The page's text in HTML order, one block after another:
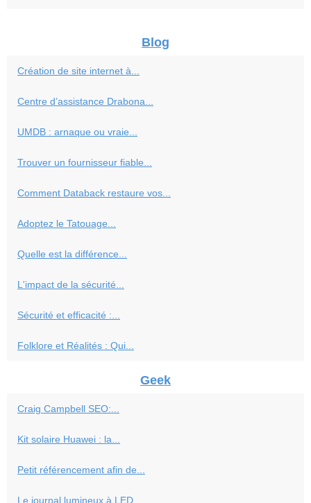
Blog
Création de site internet à...
Centre d’assistance Drabona...
UMDB : arnaque ou vraie...
Trouver un fournisseur fiable...
Comment Databack restaure vos...
Adoptez le Tatouage...
Quelle est la différence...
L'impact de la sécurité...
Sécurité et efficacité :...
Folklore et Réalités : Qui...
Geek
Craig Campbell SEO:...
Kit solaire Huawei : la...
Petit référencement afin de...
Le journal lumineux à LED...